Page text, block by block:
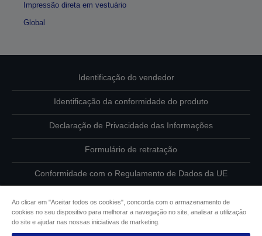
Impressão direta em vestuário
Global
Identificação do vendedor
Identificação da conformidade do produto
Declaração de Privacidade das Informações
Formulário de retratação
Conformidade com o Regulamento de Dados da UE
Informações sobre cookies
Ao clicar em "Aceitar todos os cookies", concorda com o armazenamento de
cookies no seu dispositivo para melhorar a navegação no site, analisar a utilização
do site e ajudar nas nossas iniciativas de marketing.